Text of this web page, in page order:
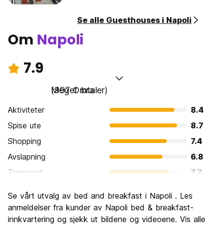
Se alle Guesthouses i Napoli
Om Napoli
7.9
Meget bra
(997 Omtaler)
Aktiviteter
8.4
Spise ute
8.7
Shopping
7.4
Avslapning
6.8
Transport
7.7
Kultur
Feste
7.0
Se vårt utvalg av bed and breakfast i Napoli . Les
anmeldelser fra kunder av Napoli bed & breakfast-
innkvartering og sjekk ut bildene og videoene. Vis alle